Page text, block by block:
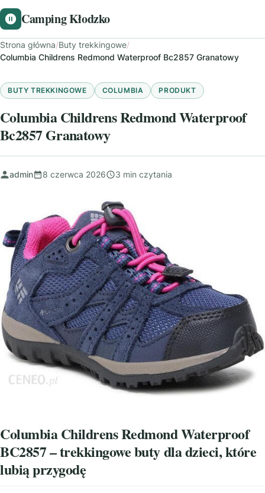
Camping Kłodzko
Strona główna/Buty trekkingowe/
Columbia Childrens Redmond Waterproof Bc2857 Granatowy
BUTY TREKKINGOWE COLUMBIA PRODUKT
Columbia Childrens Redmond Waterproof
Bc2857 Granatowy
admin 8 czerwca 2026 3 min czytania
Columbia Childrens Redmond Waterproof
BC2857 – trekkingowe buty dla dzieci, które
lubią przygodę